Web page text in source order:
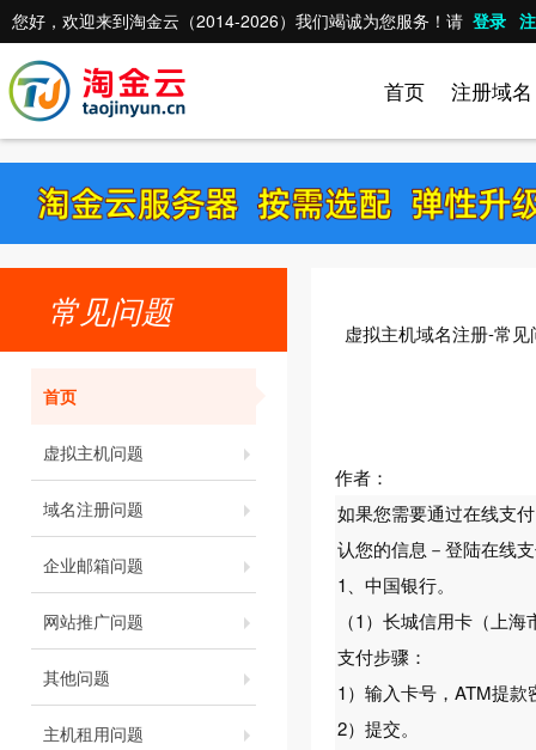
您好，欢迎来到淘金云（2014-2026）我们竭诚为您服务！请 登录
注册域名
首页
常见问题
首页
虚拟主机问题
域名注册问题
企业邮箱问题
网站推广问题
其他问题
主机租用问题
虚拟主机域名注册-常见
作者：
如果您需要通过在线支
认您的信息－登陆在线
1、中国银行。
（1）长城信用卡（上海
支付步骤：
1）输入卡号，ATM提
2）提交。